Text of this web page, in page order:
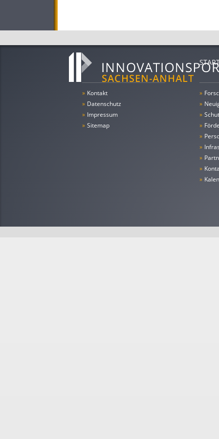
» Kontakt
» Datenschutz
» Impressum
» Sitemap
»
»
»
»
»
»
»
»
»